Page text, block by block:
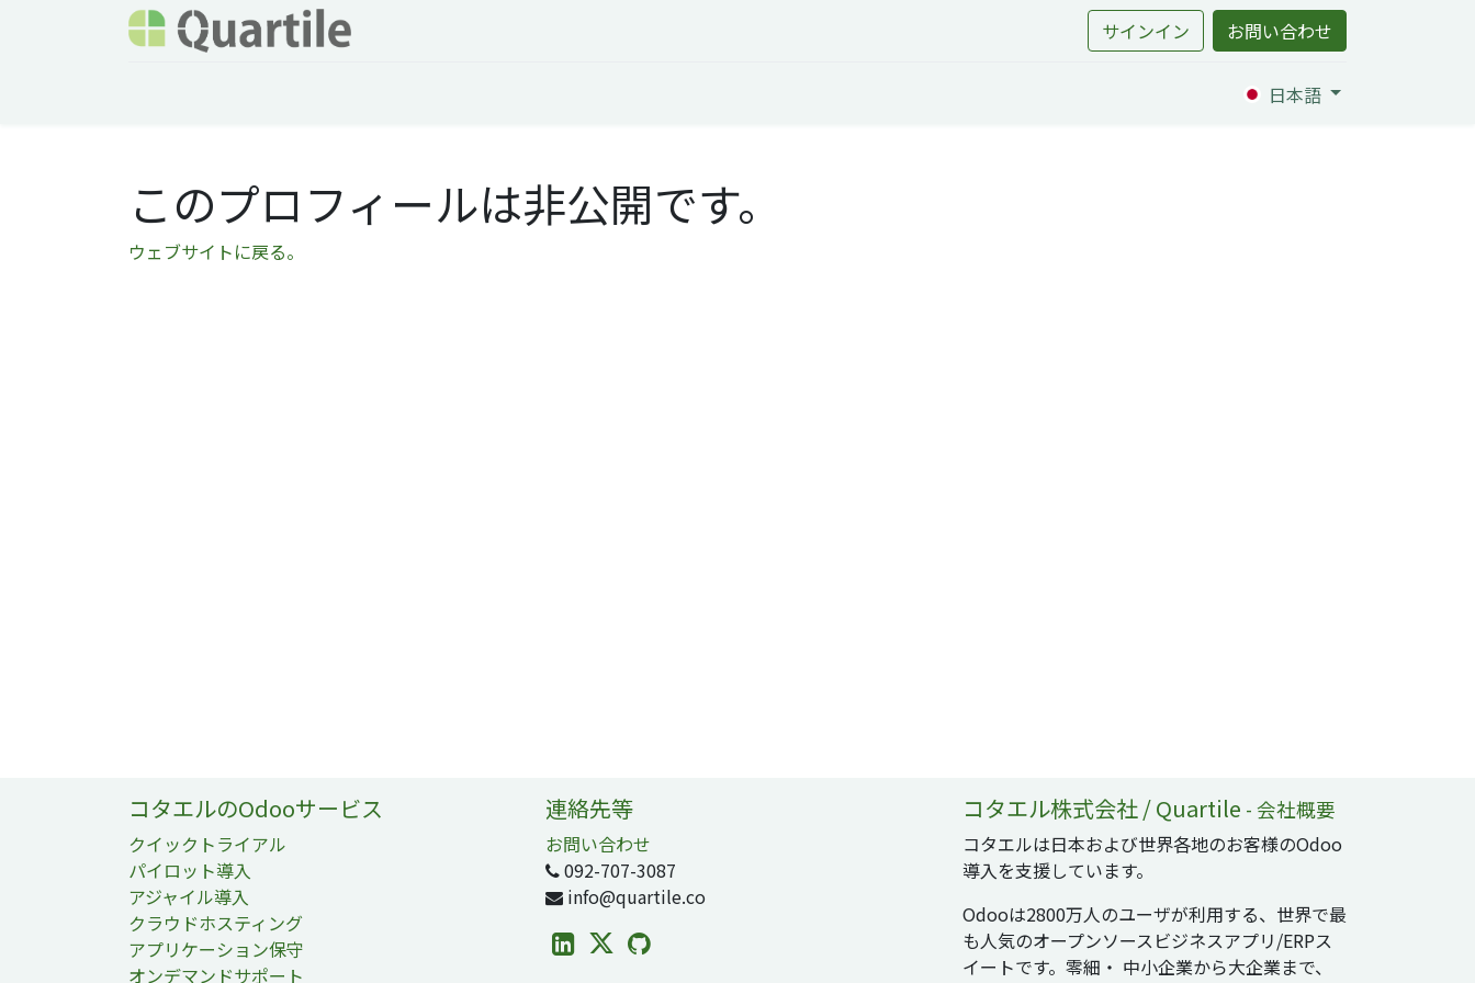
サインイン お問い合わせ
日本語
このプロフィールは非公開です。
ウェブサイトに戻る。
コタエルのOdooサービス
クイックトライアル
パイロット導入
アジャイル導入
クラウドホスティング
アプリケーション保守
オンデマンドサポート
連絡先等
お問い合わせ
092-707-3087
info@quartile.co
コタエル株式会社 / Quartile - 会社概要
コタエルは日本および世界各地のお客様のOdoo
導入を支援しています。
Odooは2800万人のユーザが利用する、世界で最
も人気のオープンソースビジネスアプリ/ERPス
イートです。零細・ 中小企業から大企業まで、